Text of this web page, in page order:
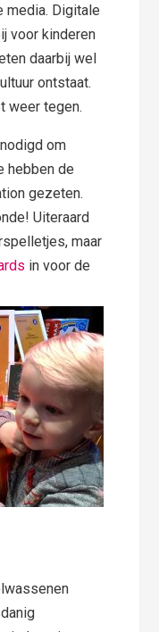
media. Digitale
voor kinderen
daarbij wel
ontstaat.
weer tegen.
om
hebben de
gezeten.
Uiteraard
maar
in voor de